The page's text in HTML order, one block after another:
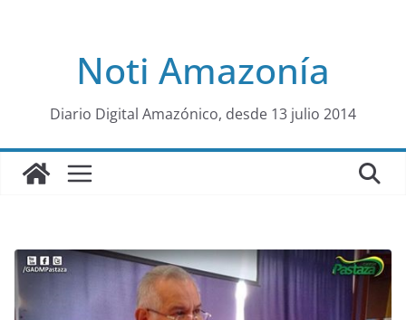
al
Noti Amazonía
Diario Digital Amazónico, desde 13 julio 2014